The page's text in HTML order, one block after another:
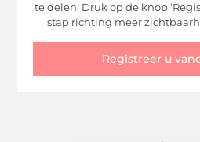
te delen. Druk op de knop
stap richting meer
Registreer u